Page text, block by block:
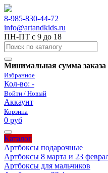
8-985-830-44-72
info@artandkids.ru
ПН-ПТ с 9 до 18
Минимальная сумма заказа
Избранное
Кол-во: -
Войти / Новый
Аккаунт
Корзина
0 руб
Каталог
Артбоксы подарочные
Артбоксы 8 марта и 23
Артбоксы для мальчиков